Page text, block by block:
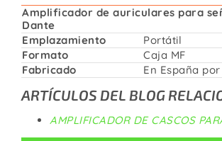
Amplificador de auriculares para
Dante
Emplazamiento
Portátil
Formato
Caja MF
Fabricado
En España
ARTÍCULOS DEL BLOG
AMPLIFICADOR DE CASCOS